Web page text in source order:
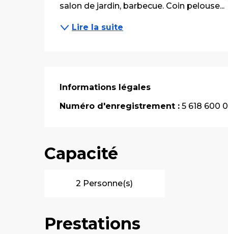
salon de jardin, barbecue. Coin pelouse...
Lire la suite
Informations légales
Informations légales
Numéro d'enregistrement : 5 618 600
Capacité
2 Personne(s)
Prestations